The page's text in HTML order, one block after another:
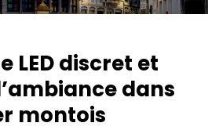
statement
LED discret et
dans
montois